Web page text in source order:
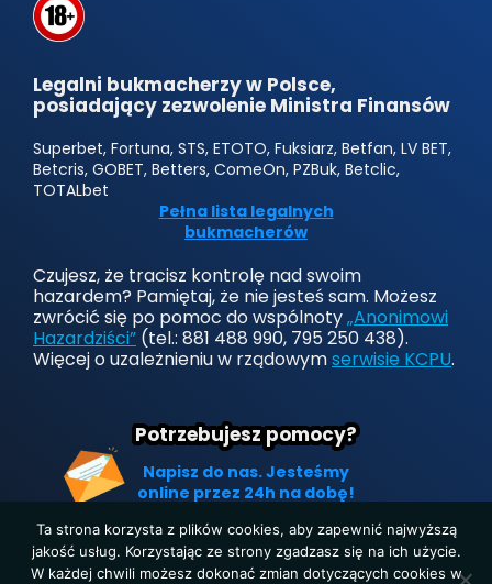
Legalni bukmacherzy w Polsce,
posiadający zezwolenie Ministra Finansów
Superbet, Fortuna, STS, ETOTO, Fuksiarz, Betfan, LV BET,
Betcris, GOBET, Betters, ComeOn, PZBuk, Betclic,
TOTALbet
Pełna lista legalnych
bukmacherów
Czujesz, że tracisz kontrolę nad swoim
hazardem? Pamiętaj, że nie jesteś sam. Możesz
zwrócić się po pomoc do wspólnoty„Anonimowi
Hazardziści” (tel.: 881 488 990, 795 250 438).
Więcej o uzależnieniu w rządowymserwisie KCPU.
Potrzebujesz pomocy?
Napisz do nas. Jesteśmy
online przez 24h na dobę!
Ta strona korzysta z plików cookies, aby zapewnić najwyższą
jakość usług. Korzystając ze strony zgadzasz się na ich użycie.
W każdej chwili możesz dokonać zmian dotyczących cookies w